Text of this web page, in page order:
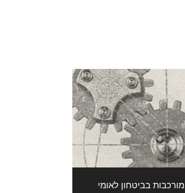
מורכבות בביטחון לאומי